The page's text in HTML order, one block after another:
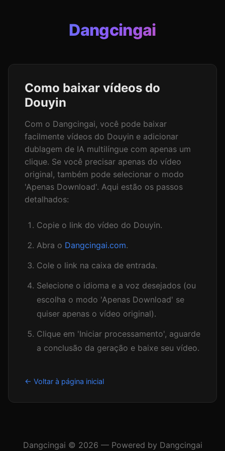
Dangcingai
Como baixar vídeos do
Douyin
Com o Dangcingai, você pode baixar
facilmente vídeos do Douyin e adicionar
dublagem de IA multilíngue com apenas um
clique. Se você precisar apenas do vídeo
original, também pode selecionar o modo
'Apenas Download'. Aqui estão os passos
detalhados:
Copie o link do vídeo do Douyin.
Abra o Dangcingai.com.
Cole o link na caixa de entrada.
Selecione o idioma e a voz desejados (ou
escolha o modo 'Apenas Download' se
quiser apenas o vídeo original).
Clique em 'Iniciar processamento', aguarde
a conclusão da geração e baixe seu vídeo.
← Voltar à página inicial
Dangcingai © 2026 — Powered by Dangcingai